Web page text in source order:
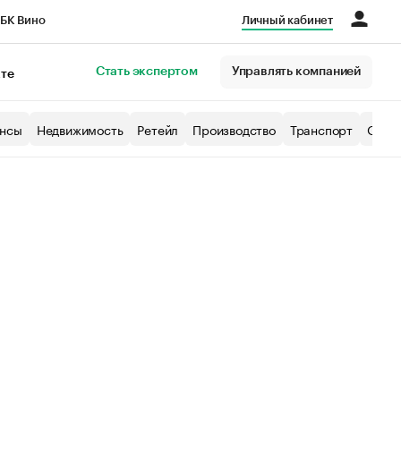
Вино Личный кабинет
Стать экспертом Управлять компанией
Недвижимость Ретейл Производство Транспорт